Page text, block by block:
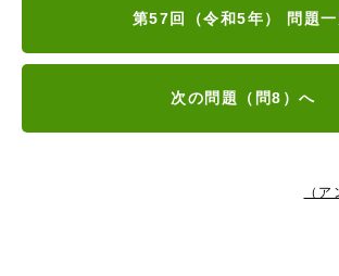
第57回（令和5年） 問題一
次の問題（問8）へ
（